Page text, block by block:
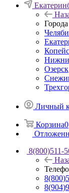
Города
Озерск
Личный
Корзина0
8(800)511-